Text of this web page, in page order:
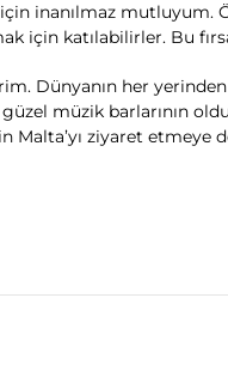
inanılmaz
için katılabilirler. Bu
Dünyanın her
müzik barlarının
ziyaret etmeye